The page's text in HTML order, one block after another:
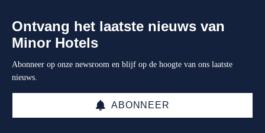
Ontvang het laatste nieuws van
Minor Hotels
Abonneer op onze newsroom en blijf op de hoogte van ons laatste
nieuws.
ABONNEER